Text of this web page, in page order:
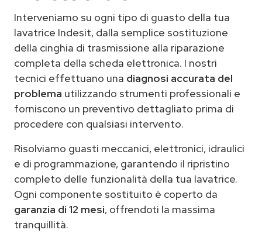
Interveniamo su ogni tipo di guasto della tua
lavatrice Indesit, dalla semplice sostituzione
della cinghia di trasmissione alla riparazione
completa della scheda elettronica. I nostri
tecnici effettuano una diagnosi accurata del
problema utilizzando strumenti professionali e
forniscono un preventivo dettagliato prima di
procedere con qualsiasi intervento.
Risolviamo guasti meccanici, elettronici, idraulici
e di programmazione, garantendo il ripristino
completo delle funzionalità della tua lavatrice.
Ogni componente sostituito è coperto da
garanzia di 12 mesi, offrendoti la massima
tranquillità.